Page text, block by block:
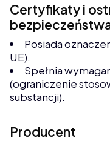
Certyfikaty i
Posiada
UE).
Spełnia
(ograniczenie
substancji).
Producent